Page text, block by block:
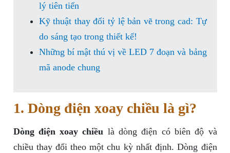
lý tiên tiến
Kỹ thuật thay đổi tỷ lệ bản vẽ trong cad: Tự
do sáng tạo trong thiết kế!
Những bí mật thú vị về LED 7 đoạn và bảng
mã anode chung
1. Dòng điện xoay chiều là gì?
Dòng điện xoay chiều là dòng điện có biên độ và
chiều thay đổi theo một chu kỳ nhất định. Dòng điện